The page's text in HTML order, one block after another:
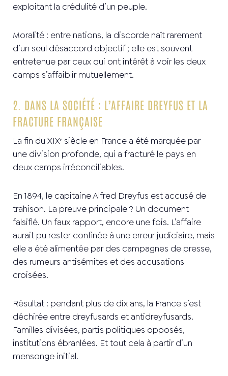
exploitant la crédulité d’un peuple.
Moralité : entre nations, la discorde naît rarement
d’un seul désaccord objectif ; elle est souvent
entretenue par ceux qui ont intérêt à voir les deux
camps s’affaiblir mutuellement.
2. DANS LA SOCIÉTÉ : L’AFFAIRE DREYFUS ET LA
FRACTURE FRANÇAISE
La fin du XIXᵉ siècle en France a été marquée par
une division profonde, qui a fracturé le pays en
deux camps irréconciliables.
En 1894, le capitaine Alfred Dreyfus est accusé de
trahison. La preuve principale ? Un document
falsifié. Un faux rapport, encore une fois. L’affaire
aurait pu rester confinée à une erreur judiciaire, mais
elle a été alimentée par des campagnes de presse,
des rumeurs antisémites et des accusations
croisées.
Résultat : pendant plus de dix ans, la France s’est
déchirée entre dreyfusards et antidreyfusards.
Familles divisées, partis politiques opposés,
institutions ébranlées. Et tout cela à partir d’un
mensonge initial.